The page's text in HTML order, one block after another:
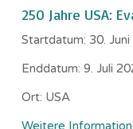
250 Jahre USA:
Startdatum: 30.
Enddatum: 9. Juli
Ort: USA
Weitere